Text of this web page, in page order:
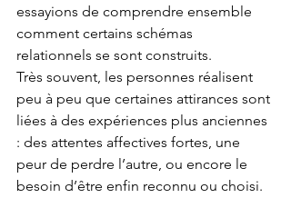
essayions de comprendre ensemble
comment certains schémas
relationnels se sont construits.
Très souvent, les personnes réalisent
peu à peu que certaines attirances sont
liées à des expériences plus anciennes
: des attentes affectives fortes, une
peur de perdre l’autre, ou encore le
besoin d’être enfin reconnu ou choisi.